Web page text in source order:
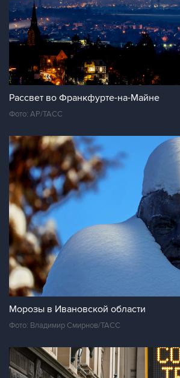
Рассвет во Франкфурте-на-Майне
Фото: AP/ТАСС
Морозы в Ивановской области
Фото: Владимир Смирнов/ТАСС